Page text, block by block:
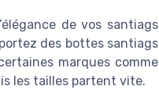
de vos santiags
des bottes santiags
marques comme
les tailles partent vite.